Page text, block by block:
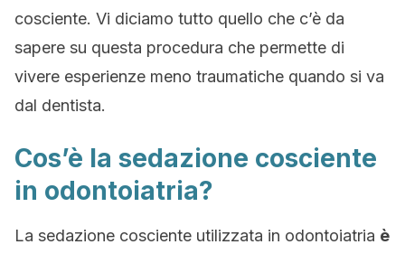
cosciente. Vi diciamo tutto quello che c’è da
sapere su questa procedura che permette di
vivere esperienze meno traumatiche quando si va
dal dentista.
Cos’è la sedazione cosciente
in odontoiatria?
La sedazione cosciente utilizzata in odontoiatria è